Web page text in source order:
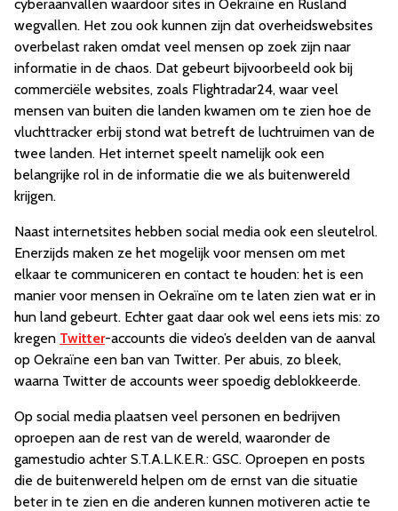
cyberaanvallen waardoor sites in Oekraïne en Rusland
wegvallen. Het zou ook kunnen zijn dat overheidswebsites
overbelast raken omdat veel mensen op zoek zijn naar
informatie in de chaos. Dat gebeurt bijvoorbeeld ook bij
commerciële websites, zoals Flightradar24, waar veel
mensen van buiten die landen kwamen om te zien hoe de
vluchttracker erbij stond wat betreft de luchtruimen van de
twee landen. Het internet speelt namelijk ook een
belangrijke rol in de informatie die we als buitenwereld
krijgen.
Naast internetsites hebben social media ook een sleutelrol.
Enerzijds maken ze het mogelijk voor mensen om met
elkaar te communiceren en contact te houden: het is een
manier voor mensen in Oekraïne om te laten zien wat er in
hun land gebeurt. Echter gaat daar ook wel eens iets mis: zo
kregen Twitter-accounts die video’s deelden van de aanval
op Oekraïne een ban van Twitter. Per abuis, zo bleek,
waarna Twitter de accounts weer spoedig deblokkeerde.
Op social media plaatsen veel personen en bedrijven
oproepen aan de rest van de wereld, waaronder de
gamestudio achter S.T.A.L.K.E.R.: GSC. Oproepen en posts
die de buitenwereld helpen om de ernst van die situatie
beter in te zien en die anderen kunnen motiveren actie te